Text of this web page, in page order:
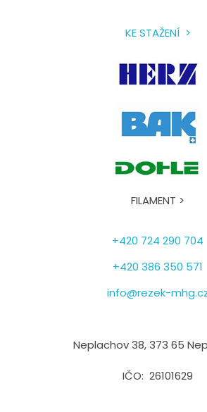
KE STAŽENÍ >
FILAMENT >
+420 724 290 704
+420 386 350 571
info@rezek-
Neplachov 38, 373 65
IČO: 26101629